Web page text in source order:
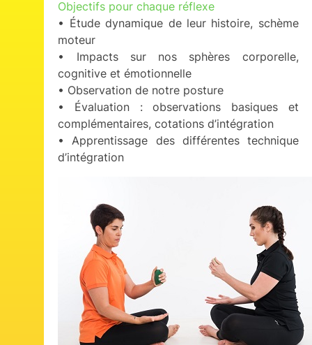
Objectifs pour chaque réflexe
• Étude dynamique de leur histoire, schème
moteur
• Impacts sur nos sphères corporelle,
cognitive et émotionnelle
• Observation de notre posture
• Évaluation : observations basiques et
complémentaires, cotations d’intégration
• Apprentissage des différentes technique
d’intégration